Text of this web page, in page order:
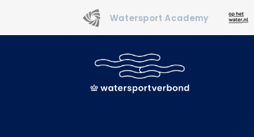
Watersport Academy